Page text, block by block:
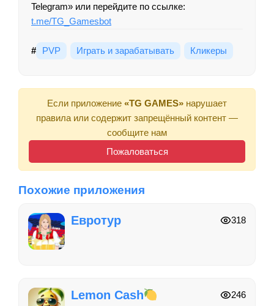
Telegram» или перейдите по ссылке:
t.me/TG_Gamesbot
# PVP Играть и зарабатывать Кликеры
Если приложение «TG GAMES» нарушает
правила или содержит запрещённый контент —
сообщите нам
Пожаловаться
Похожие приложения
Евротур 318
Lemon Cash 246